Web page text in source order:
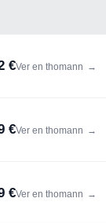
€Ver en thomann →
€Ver en thomann →
€Ver en thomann →